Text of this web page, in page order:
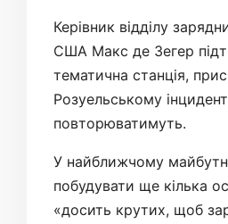
Керівник відділу
США Макс де Зегер
тематична станція,
Розуельському
повторюватимуть.
У найближчому
побудувати ще кілька
«досить крутих, щоб